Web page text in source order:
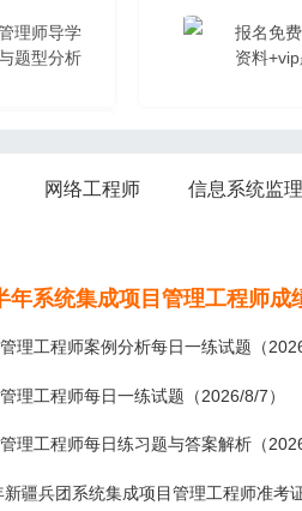
理师导学
题型分析
报名免
资料
理师导学网络工程师 信息系统监
理工程师案例分析每日一练试题（
理工程师每日一练试题（2026/8/7）
理工程师每日练习题与答案解析（